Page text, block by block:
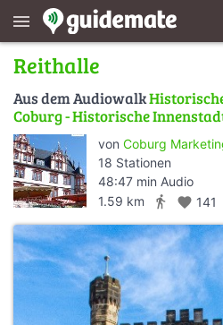
menu
Reithalle
Aus dem Audiowalk
Coburg - Historische
von Coburg
18 Stationen
48:47 min Audio
1.59 km
directions_walk favorite 141